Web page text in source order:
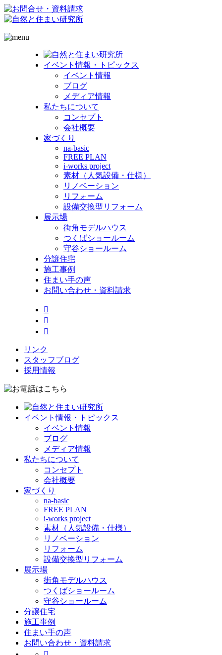
イベント情報・トピックス
イベント情報
ブログ
メディア情報
私たちについて
コンセプト
会社概要
家づくり
na-basic
FREE PLAN
i-works project
素材（人気設備・仕様）
リノベーション
リフォーム
設備交換型リフォーム
展示場
街角モデルハウス
つくばショールーム
守谷ショールーム
分譲住宅
施工事例
住まい手の声
お問い合わせ・資料請求



リンク
スタッフブログ
採用情報
イベント情報・トピックス
イベント情報
ブログ
メディア情報
私たちについて
コンセプト
会社概要
家づくり
na-basic
FREE PLAN
i-works project
素材（人気設備・仕様）
リノベーション
リフォーム
設備交換型リフォーム
展示場
街角モデルハウス
つくばショールーム
守谷ショールーム
分譲住宅
施工事例
住まい手の声
お問い合わせ・資料請求